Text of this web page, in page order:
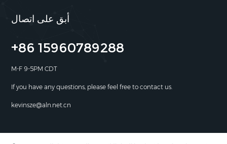
أبق على اتصال
+86 15960789288
M-F 9-5PM CDT
If you have any questions, please feel free to contact us.
kevinsze@aln.net.cn